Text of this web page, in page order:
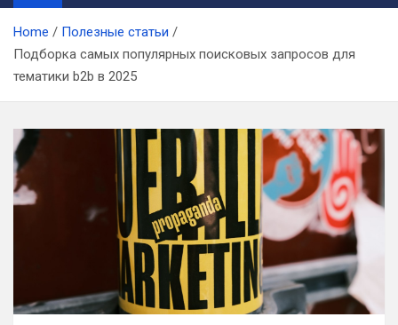
Home
Полезные статьи
Подборка самых популярных поисковых запросов для
тематики b2b в 2025